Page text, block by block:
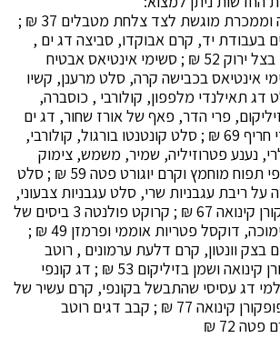
חלת ליאור חלה רכה וממכרת מוגשת לצד צלחת מטבלים 37 ₪ ;
פריכים בעבודת יד, קרם אבוקדו, סביצה דג ים ,
בצל מוחמץ ותלתלי בצל ירוק 52 ₪ ; סשימי אינטיאס אבטיח
אינטיאס בכבישה קרה, סלט מרענן, קשיו
59 ₪ ; סלט דג תאילנדי מלפפון, קולורבי , כוסברה,
פרי הדר, פאף של אורז שחור, דג ים
קונפי ורוטב תאילנדי חריף 69 ₪ ; סלט קונטנטו בורגול, קולורבי,
נענע פטרוזיליה, שמיר, משמש, צימוק
אוכמנייה, שקדים דפי תפוח מוחמץ וקרם יוגורט פטה 59 ₪ ; סלט
על ריבת עגבניות שרי, סלט עגבניות צבעוני,
ספרות בלסמי ופופקורן קינואה 67 ₪ ; קרוקט פולנטה 3 ביסים של
פולנטה קריספית ונימוכה, דוקסל פטריות אוממי ופרמזן 49 ₪ ;
בצק וונטון, קרם דלעת ערמונים , רוטב
חמאת מרווה, פופקורן קינואה ושמן בזיליקום 53 ₪ ; דג קונפי
דג עסיסי שהתבשל בקונפי, קרם עשיר של
ארטישוק ירושלמי ופופקורן קינואה 77 ₪ ; קבב דגים רוטב
72 ₪